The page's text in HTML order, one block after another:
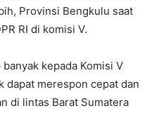
Provinsi Bengkulu saat
RI di komisi V.
kepada Komisi V
dapat merespon cepat dan
di lintas Barat Sumatera